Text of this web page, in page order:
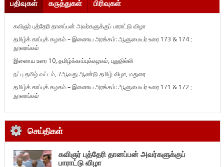
பதிவுகள் கருத்துகள் பிரிவுகள்
கவிஞர் புத்தேரி தானப்பன் அவர்களுக்குப் பாராட்டு விழா
தமிழ்க் காப்புக் கழகம் – இணைய அரங்கம்: ஆளுமையர் உரை 173 & 174 ;
நூலரங்கம்
இணைய உரை 10, தமிழ்க்காப்புக்கழகம், புதுதில்லி
நட்பு தமிழ் வட்டம், 7ஆவது ஆண்டு தமிழ் விழா, மதுரை
தமிழ்க் காப்புக் கழகம் – இணைய அரங்கம்: ஆளுமையர் உரை 171 & 172 ;
நூலரங்கம்
செய்திகள்
கவிஞர் புத்தேரி தானப்பன் அவர்களுக்குப்
பாராட்டு விழா